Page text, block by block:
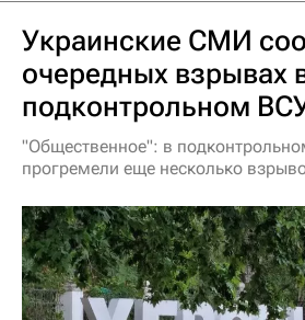
Украинские СМИ
очередных взрывах
подконтрольном
"Общественное": в
прогремели еще несколько